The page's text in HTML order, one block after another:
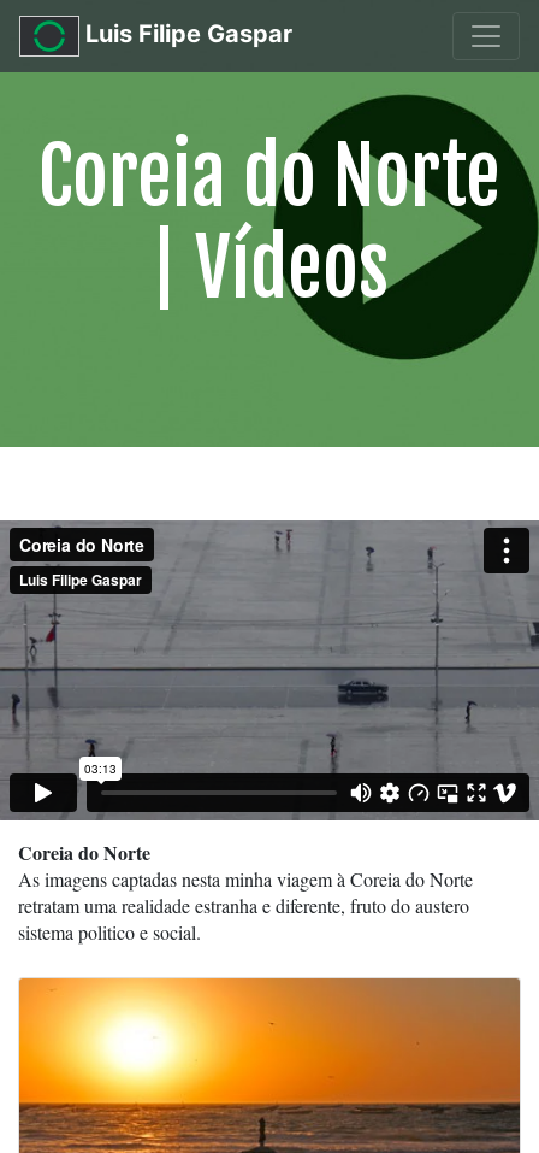
Luis Filipe Gaspar
Coreia do Norte
| Vídeos
Coreia do Norte
As imagens captadas nesta minha viagem à Coreia do Norte
retratam uma realidade estranha e diferente, fruto do austero
sistema politico e social.